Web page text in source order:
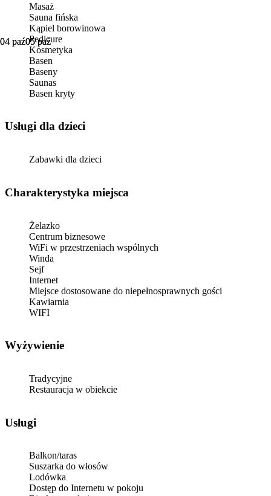
04 paź05 paź
04 paź05 paź
Masaż
Sauna fińska
Kąpiel borowinowa
Pedicure
Kosmetyka
Basen
Baseny
Saunas
Basen kryty
usługi dla dzieci
Zabawki dla dzieci
Charakterystyka miejsca
Żelazko
Centrum biznesowe
WiFi w przestrzeniach wspólnych
Winda
Sejf
Internet
Miejsce dostosowane do niepełnosprawnych gości
Kawiarnia
WIFI
Wyżywienie
Tradycyjne
Restauracja w obiekcie
Usługi
Balkon/taras
Suszarka do włosów
Lodówka
Dostęp do Internetu w pokoju